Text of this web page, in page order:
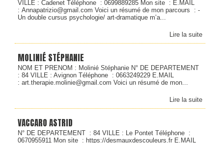
VILLE : Cadenet Téléphone : 0699889285 Mon site : E.MAIL
: Annapatrizio@gmail.com Voici un résumé de mon parcours : -
Un double cursus psychologie/ art-dramatique m’a...
Lire la suite
MOLINIÉ STÉPHANIE
NOM ET PRENOM : Molinié Stéphanie N° DE DEPARTEMENT
: 84 VILLE : Avignon Téléphone : 0663249229 E.MAIL
: art.therapie.molinie@gmail.com Voici un résumé de mon...
Lire la suite
VACCARO ASTRID
N° DE DEPARTEMENT : 84 VILLE : Le Pontet Téléphone :
0670955911 Mon site : https://desmauxdescouleurs.fr E.MAIL